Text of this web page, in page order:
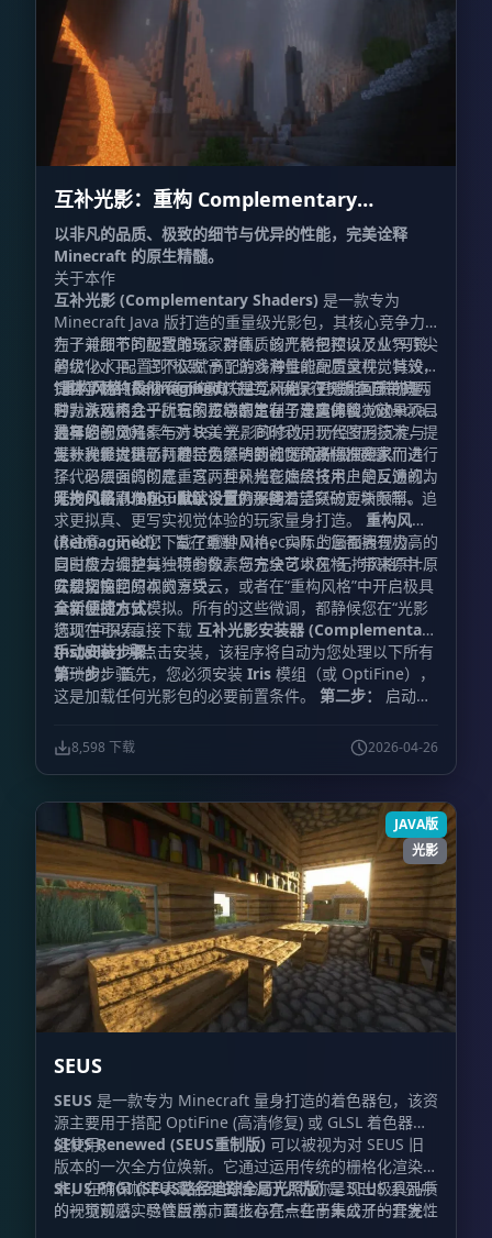
互补光影：重构 Complementary
Shaders - Reimagined
以非凡的品质、极致的细节与优异的性能，完美诠释
Minecraft 的原生精髓。
关于本作
互补光影 (Complementary Shaders) 是一款专为
Minecraft Java 版打造的重量级光影包，其核心竞争力
在于对细节的极致雕琢、对画质的严格把控以及业界顶尖
的优化水平。它不仅赋予了游戏海量的高质量视觉特效，
提供了两种截然不同的默认视觉风格，更难能可贵的是，
它为游戏内几乎所有的方块都定制了专属的视觉效果。
为了兼顾不同配置的玩家群体，该光影包预设了从“马铃
薯级”入门配置到“极致”高配的多种性能配置文件。其设
计哲学始终贯彻“绝不喧宾夺主”，确保在提升画质的同
时，永远不会干扰玩家正常的生存与建造体验。这一项目
最早始于 2018 年对 BSL 光影的修改，历经岁月沉淀与
无数次重大更新，甚至为了达到社区的高标准要求而进行
了代码层面的彻底重写。互补光影始终将用户的反馈视为
开发的最高准则，直至今日仍保持着活跃的更新频率。
“重构风格 (Reimagined)”是互补光影 r5 版本自带的两
种默认风格之一。它的核心宗旨在于忠实保留 Minecraft
独有的视觉元素与方块美学，同时利用现代图形技术，提
供一种经过精心打磨、焕然一新的“原版升级”质感。
选择您的风格
互补光影提供了两种特色鲜明的视觉风格供探险家们选
择。必须强调的是，这两种风格在底层技术上是互通的，
唯一的区别仅在于默认设置的不同：
无拘风格 (Unbound)：专为那些渴望突破方块限制、追
求更拟真、更写实视觉体验的玩家量身打造。 重构风格
(Reimagined)：旨在重塑 Minecraft 的画面表现力，
同时极力维护其独特的像素与方块艺术风格，带来原汁原
味却又惊艳的视觉享受。
请注意，无论您下载了哪种风格，实际上您都拥有极高的
自由度去调整每一项参数。您完全可以在“无拘风格”中将
云层切换回原本的方块云，或者在“重构风格”中开启极具
真实感的水体模拟。所有的这些微调，都静候您在“光影
选项”中探索。
安装指南
全新便捷方式：
您现在可以直接下载 互补光影安装器 (Complementary
Installer)并点击安装，该程序将自动为您处理以下所有
繁琐的步骤。
手动安装步骤：
第一步：首先，您必须安装 Iris 模组（或 OptiFine），
这是加载任何光影包的必要前置条件。 第二步：
启动游
单。第三步：
点击菜单中的“光影包文件夹”按钮，系统
将自动打开对应的文件夹窗口。
下载互补光影
提示：请勿解压该压缩文件，直接放入即可）。第五
步： 返回游戏窗口，在光影包列表中选中
“Complementary”即可启用。（如果列表中未显示，请
尝试刷新菜单）。
8,598 下载 2026-04-26
JAVA版
光影
SEUS
SEUS 是一款专为 Minecraft 量身打造的着色器包，该资
源主要用于搭配 OptiFine (高清修复) 或 GLSL 着色器模
组使用。
SEUS Renewed (SEUS重制版) 可以被视为对 SEUS 旧
版本的一次全方位焕新。它通过运用传统的栅格化渲染技
术，在确保帧率表现合理的情况下，为你呈现出极具品质
的视觉观感。尽管目前市面上存在一些尚未公开的开发性
SEUS PTGI (SEUS路径追踪全局光照版)是 SEUS 系列中
的一项前沿实验性版本。其核心亮点在于集成了一套完全